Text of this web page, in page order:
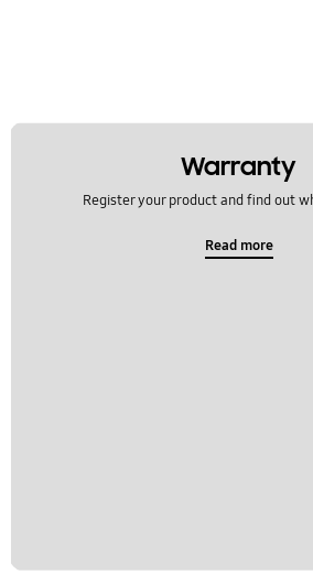
Warranty
Register your product and find out
Read more